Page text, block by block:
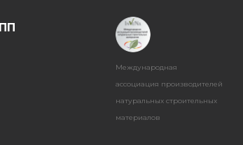
Международная
ассоциация производителей
натуральных строительных
материалов